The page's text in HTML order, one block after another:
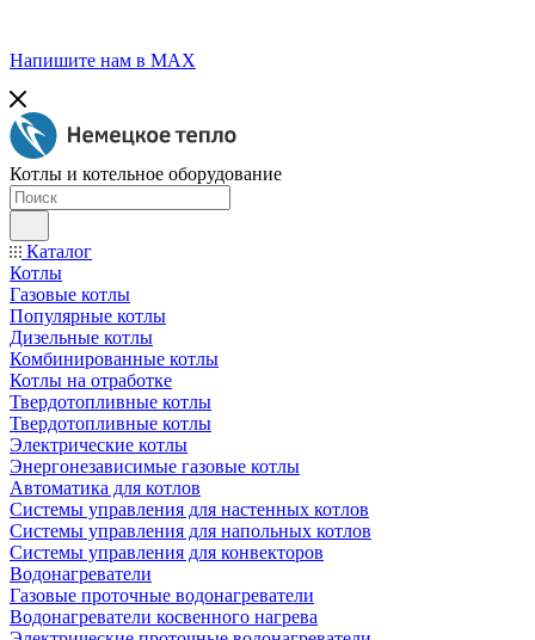
Напишите нам в МАХ
Котлы и котельное оборудование
Каталог
Котлы
Газовые котлы
Популярные котлы
Дизельные котлы
Комбинированные котлы
Котлы на отработке
Твердотопливные котлы
Твердотопливные котлы
Электрические котлы
Энергонезависимые газовые котлы
Автоматика для котлов
Системы управления для настенных котлов
Системы управления для напольных котлов
Системы управления для конвекторов
Водонагреватели
Газовые проточные водонагреватели
Водонагреватели косвенного нагрева